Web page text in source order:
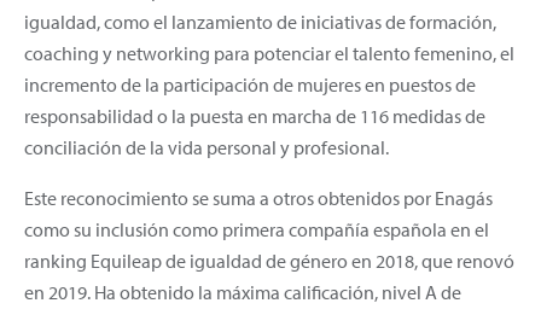
igualdad, como el lanzamiento de iniciativas de formación,
coaching y networking para potenciar el talento femenino, el
incremento de la participación de mujeres en puestos de
responsabilidad o la puesta en marcha de 116 medidas de
conciliación de la vida personal y profesional.
Este reconocimiento se suma a otros obtenidos por Enagás
como su inclusión como primera compañía española en el
ranking Equileap de igualdad de género en 2018, que renovó
en 2019. Ha obtenido la máxima calificación, nivel A de